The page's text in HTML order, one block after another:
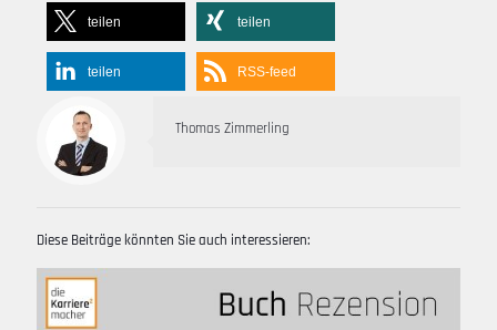
teilen teilen
teilen RSS-feed
Thomas Zimmerling
Diese Beiträge könnten Sie auch interessieren: